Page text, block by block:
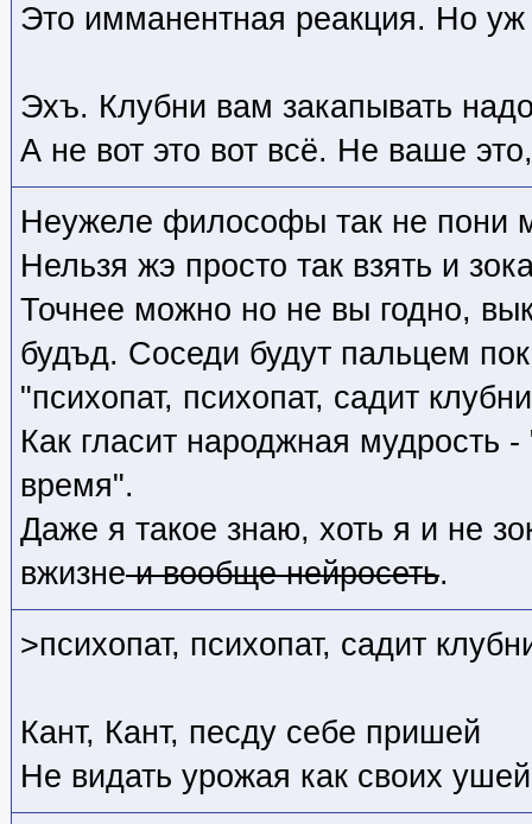
Это имманентная реакция. Но уж
Эхъ. Клубни вам закапывать
А не вот это вот всё. Не ваше
Неужеле философы так не пони
Нельзя жэ просто так взять и
Точнее можно но не вы годно,
будъд. Соседи будут пальцем
"психопат, психопат, садит
Как гласит народжная мудрость
время".
Даже я такое знаю, хоть я и не
вжизнеи вообще нейросеть.
>психопат, психопат, садит
Кант, Кант, песду себе пришей
Не видать урожая как своих ушей